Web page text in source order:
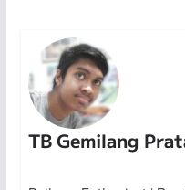
TB Gemilang